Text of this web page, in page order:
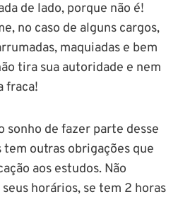
de lado, porque não é!
no caso de alguns cargos,
maquiadas e bem
tira sua autoridade e nem
fraca!
sonho de fazer parte desse
outras obrigações que
aos estudos. Não
horários, se tem 2 horas